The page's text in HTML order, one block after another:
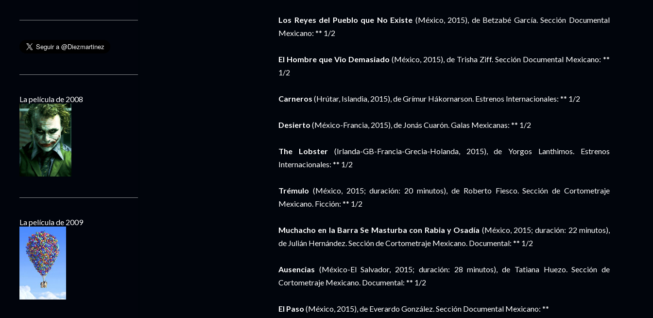
Los Reyes del Pueblo que No Existe (México, 2015), de Betzabé García. Sección Documental
Mexicano: ** 1/2
El Hombre que Vio Demasiado (México, 2015), de Trisha Ziff. Sección Documental Mexicano: **
1/2
Carneros (Hrútar, Islandia, 2015), de Grímur Hákornarson. Estrenos Internacionales: ** 1/2
Desierto (México-Francia, 2015), de Jonás Cuarón. Galas Mexicanas: ** 1/2
The Lobster(Irlanda-GB-Francia-Grecia-Holanda, 2015), de Yorgos Lanthimos. Estrenos
Internacionales: ** 1/2
Trémulo (México, 2015; duración: 20 minutos), de Roberto Fiesco. Sección de Cortometraje
Mexicano. Ficción: ** 1/2
Muchacho en la Barra Se Masturba con Rabia y Osadía (México, 2015; duración: 22 minutos),
de Julián Hernández. Sección de Cortometraje Mexicano. Documental: ** 1/2
Ausencias (México-El Salvador, 2015; duración: 28 minutos), de Tatiana Huezo. Sección de
Cortometraje Mexicano. Documental: ** 1/2
El Paso (México, 2015), de Everardo González. Sección Documental Mexicano: **
La película de 2008
La película de 2009